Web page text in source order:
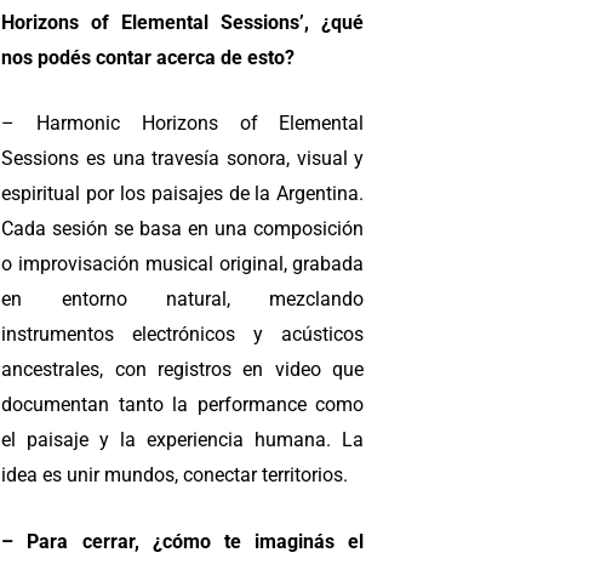
Horizons of Elemental Sessions’, ¿qué
nos podés contar acerca de esto?
– Harmonic Horizons of Elemental
Sessions es una travesía sonora, visual y
espiritual por los paisajes de la Argentina.
Cada sesión se basa en una composición
o improvisación musical original, grabada
en entorno natural, mezclando
instrumentos electrónicos y acústicos
ancestrales, con registros en video que
documentan tanto la performance como
el paisaje y la experiencia humana. La
idea es unir mundos, conectar territorios.
– Para cerrar, ¿cómo te imaginás el